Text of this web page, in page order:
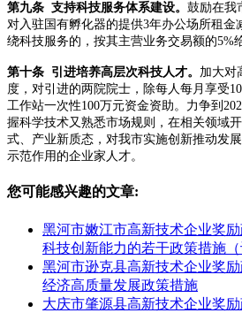
第九条 支持科技服务体系建设。 鼓励在我
对入驻国有孵化器的提供3年办公场所租金
绕科技服务的，按其主营业务交易额的5%
第十条 引进培养高层次科技人才。 加大对
度，对引进的两院院士，除每人每月享受
工作站一次性100万元资金资助。力争到
握科学技术又熟悉市场规则，在相关领域
式、产业新质态，对我市实施创新推动发
示范作用的企业家人才。
您可能感兴趣的文章:
黑河市嫩江市高新技术企业奖
科技创新能力的若干政策措施（
黑河市逊克县高新技术企业奖
经济高质量发展政策措施
大庆市肇源县高新技术企业奖